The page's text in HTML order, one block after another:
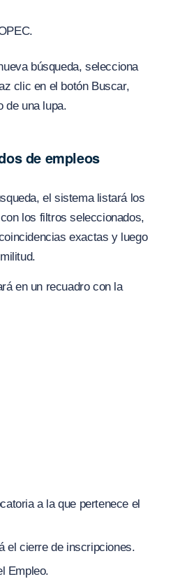
búsqueda, selecciona
clic en el botón Buscar,
de una lupa.
de empleos
el sistema listará los
los filtros seleccionados,
exactas y luego
en un recuadro con la
a la que pertenece el
el cierre de inscripciones.
Empleo.